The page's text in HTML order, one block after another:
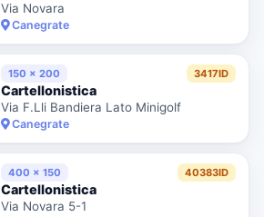
Via Novara
Canegrate
150 x 200 3417ID
Cartellonistica
Via F.Lli Bandiera Lato Minigolf
Canegrate
400 x 150 40383ID
Cartellonistica
Via Novara 5-1